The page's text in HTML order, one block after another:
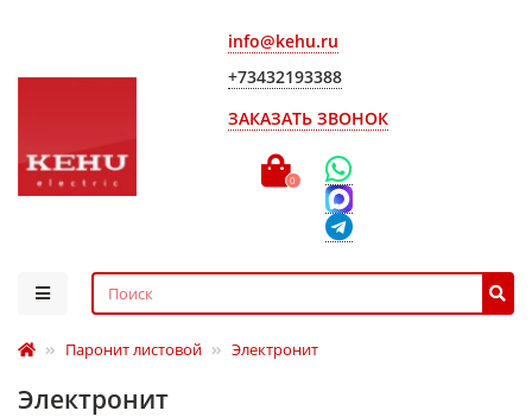
info@kehu.ru
+73432193388
ЗАКАЗАТЬ ЗВОНОК
0
Паронит листовой Электронит
Электронит